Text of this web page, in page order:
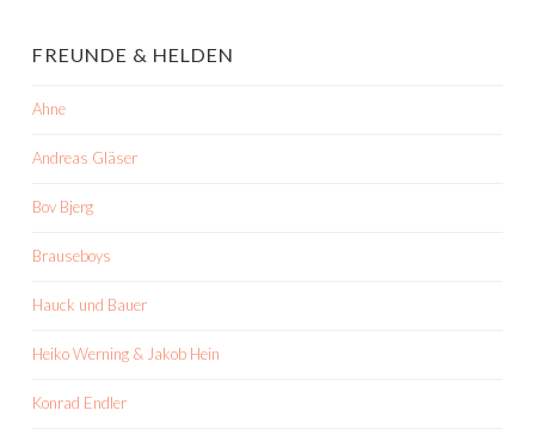
FREUNDE & HELDEN
Ahne
Andreas Gläser
Bov Bjerg
Brauseboys
Hauck und Bauer
Heiko Werning & Jakob Hein
Konrad Endler